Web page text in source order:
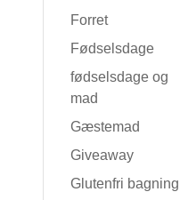
Forret
Fødselsdage
fødselsdage og
mad
Gæstemad
Giveaway
Glutenfri bagning